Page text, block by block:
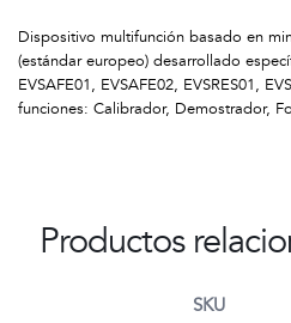
Dispositivo multifunción basado en
(estándar europeo) desarrollado
EVSAFE01, EVSAFE02, EVSRES01,
funciones: Calibrador, Demostrador,
Productos
SKU